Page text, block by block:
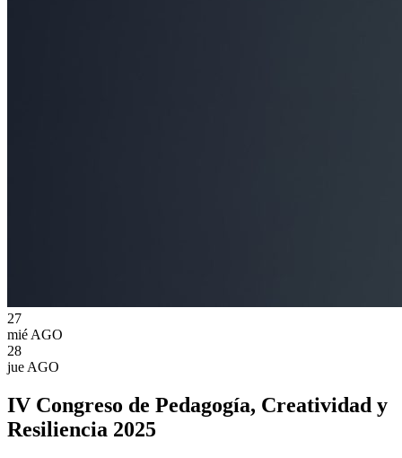
27
mié AGO
28
jue AGO
IV Congreso de Pedagogía, Creatividad y
Resiliencia 2025